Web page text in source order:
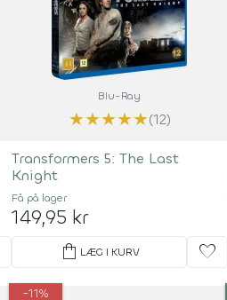
Blu-Ray
★★★★★(12)
Transformers 5: The Last
Knight
Få på lager
149,95 kr
shopping_bag LÆG I KURV favorite
-11%